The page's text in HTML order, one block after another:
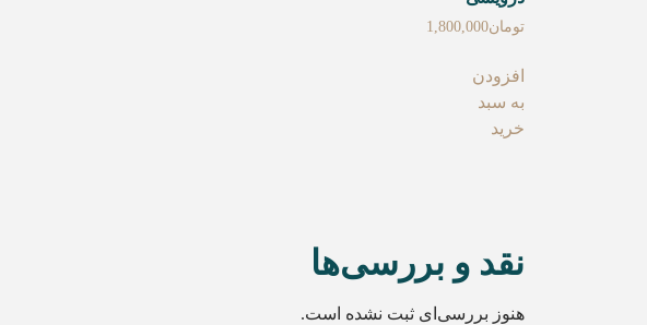
تومان1,800,000
افزودن
به سبد
خرید
نقد و بررسی‌ها
هنوز بررسی‌ای ثبت نشده است.